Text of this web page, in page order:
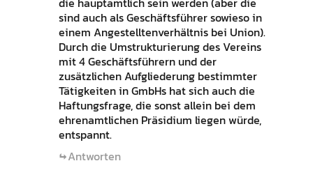
sind auch als Geschäftsführer sowieso in
einem Angestelltenverhältnis bei Union).
Durch die Umstrukturierung des Vereins
mit 4 Geschäftsführern und der
zusätzlichen Aufgliederung bestimmter
Tätigkeiten in GmbHs hat sich auch die
Haftungsfrage, die sonst allein bei dem
ehrenamtlichen Präsidium liegen würde,
entspannt.
Antworten